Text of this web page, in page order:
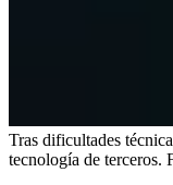
Tras dificultades
tecnología de terceros.